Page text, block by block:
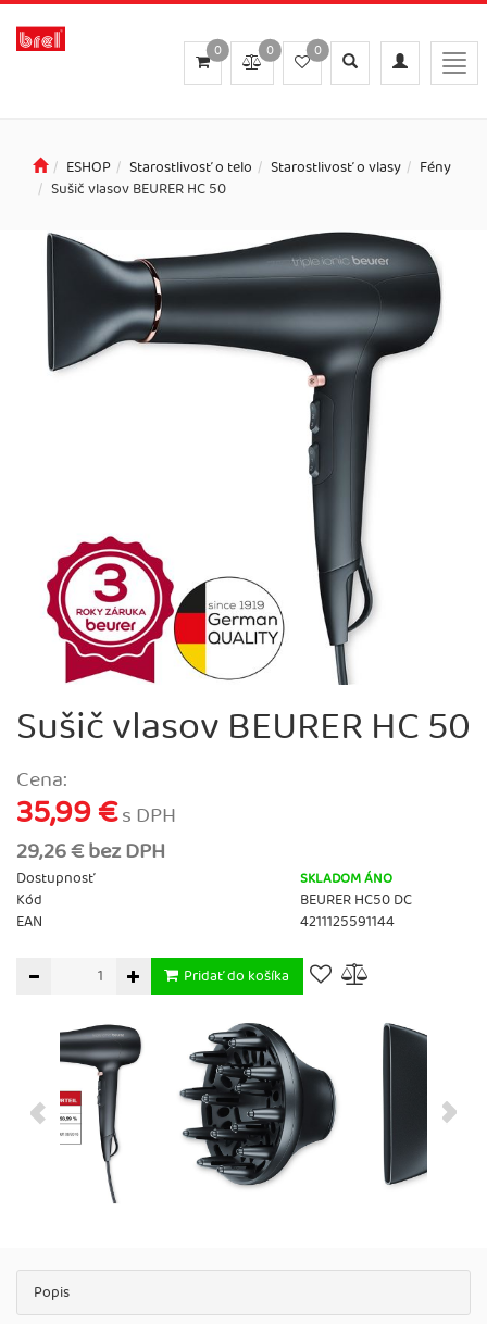
Toggle
navigation
Toggle
search
0
0
0
ESHOP Starostlivosť o telo Starostlivosť o vlasy
Fény
Sušič vlasov BEURER HC 50
Sušič vlasov BEURER HC 50
Cena:
35,99 €s DPH
29,26 € bez DPH
Dostupnosť SKLADOM ÁNO
Kód
BEURER HC50 DC
EAN
4211125591144
Pridať do košíka
Popis